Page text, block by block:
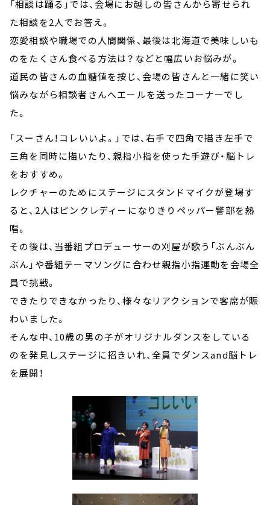
「相談は踊る」では、会場にお越しの皆さんから寄せられ
た相談を2人でお答え。
恋愛相談や職場での人間関係、最後は北海道で美味しいも
のをたくさん食べる方法は？などと幅広いお悩みが。
道民の皆さんの血糖値を按じ、会場の皆さんと一緒に笑い
悩みながら相談者さんへエールを送ったコーナーでし
た。
「スーさん！コレいいよ。」では、右手で四角で描き左手で
三角を同時に描いたり、親指小指を使った手遊び・脳トレ
をおすすめ。
レクチャーのためにステージにスタンドマイクが登場す
ると、2人はピンクレディーになりきりペッパー警部を熱
唱。
その後は、当番組プロデューサーの刈屋が歌う「ぶんぶん
ぶん」や番組テーマソングに合わせ親指小指運動を会場全
員で挑戦。
できたりできなかったり、様々なリアクションで客席が賑
わいました。
そんな中、10歳の男の子がオリジナルダンスをしている
のを発見しステージに招きいれ、全員でダンスand脳トレ
を展開！